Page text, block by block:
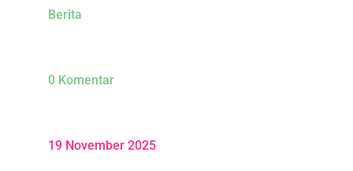
Berita
0 Komentar
19 November 2025